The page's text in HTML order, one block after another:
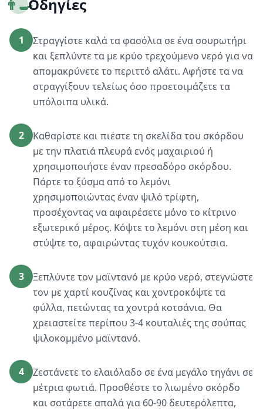
👨‍🍳Οδηγίες
1
Στραγγίστε καλά τα φασόλια σε ένα σουρωτήρι
και ξεπλύντε τα με κρύο τρεχούμενο νερό για να
απομακρύνετε το περιττό αλάτι. Αφήστε τα να
στραγγίξουν τελείως όσο προετοιμάζετε τα
υπόλοιπα υλικά.
2
Καθαρίστε και πιέστε τη σκελίδα του σκόρδου
με την πλατιά πλευρά ενός μαχαιριού ή
χρησιμοποιήστε έναν πρεσαδόρο σκόρδου.
Πάρτε το ξύσμα από το λεμόνι
χρησιμοποιώντας έναν ψιλό τρίφτη,
προσέχοντας να αφαιρέσετε μόνο το κίτρινο
εξωτερικό μέρος. Κόψτε το λεμόνι στη μέση και
στύψτε το, αφαιρώντας τυχόν κουκούτσια.
3
Ξεπλύντε τον μαϊντανό με κρύο νερό, στεγνώστε
τον με χαρτί κουζίνας και χοντροκόψτε τα
φύλλα, πετώντας τα χοντρά κοτσάνια. Θα
χρειαστείτε περίπου 3-4 κουταλιές της σούπας
ψιλοκομμένο μαϊντανό.
4
Ζεστάνετε το ελαιόλαδο σε ένα μεγάλο τηγάνι σε
μέτρια φωτιά. Προσθέστε το λιωμένο σκόρδο
και σοτάρετε απαλά για 60-90 δευτερόλεπτα,